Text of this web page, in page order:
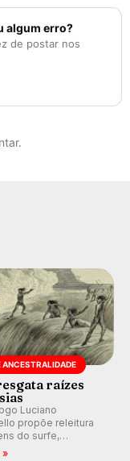
algum erro?
de postar nos
ANCESTRALIDADE
raízes
Luciano
propõe releitura
do surfe,
a cultura polinésia
»